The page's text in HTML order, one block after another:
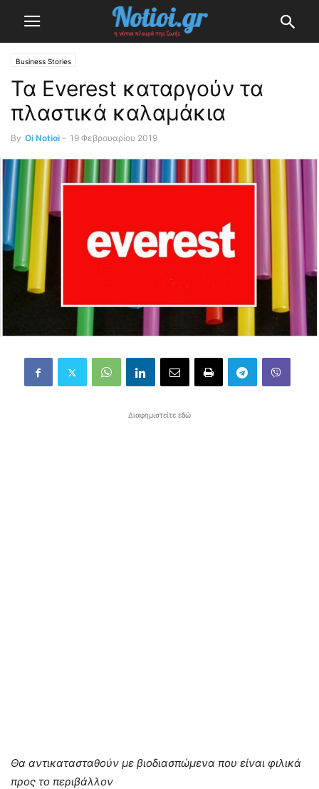
Business Stories
Τα Everest καταργούν τα
πλαστικά καλαμάκια
By Oi Notioi - 19 Φεβρουαρίου 2019
Διαφημιστείτε εδώ
Θα αντικατασταθούν με βιοδιασπώμενα που είναι φιλικά
προς το περιβάλλον